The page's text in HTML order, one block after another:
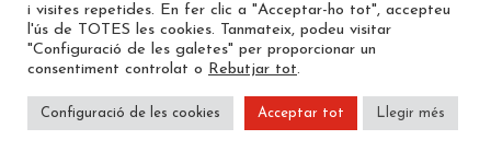
i visites repetides. En fer clic a "Acceptar-ho tot", accepteu
l'ús de TOTES les cookies. Tanmateix, podeu visitar
"Configuració de les galetes" per proporcionar un
consentiment controlat o Rebutjar tot.
Configuració de les cookies Acceptar tot Llegir més